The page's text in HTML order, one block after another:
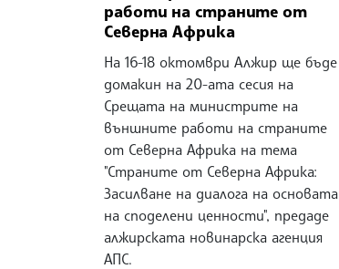
работи на страните от
Северна Африка
На 16-18 октомври Алжир ще бъде
домакин на 20-ата сесия на
Срещата на министрите на
външните работи на страните
от Северна Африка на тема
"Страните от Северна Африка:
Засилване на диалога на основата
на споделени ценности", предаде
алжирската новинарска агенция
АПС.